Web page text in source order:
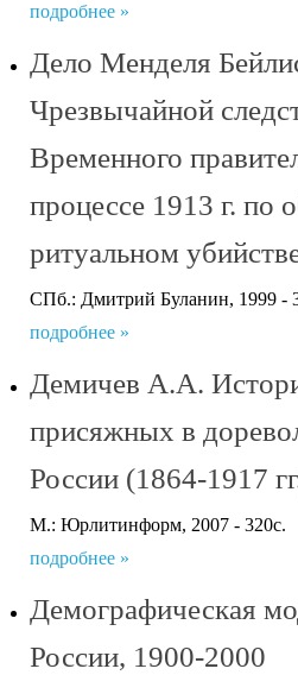
подробнее »
Дело Менделя
Чрезвычайной
Временного
процессе 1913 г. по
ритуальном
СПб.: Дмитрий Буланин, 1999 -
подробнее »
Демичев А.А.
присяжных в
России (1864-1917
М.: Юрлитинформ, 2007 - 320с.
подробнее »
Демографическая
России, 1900-2000